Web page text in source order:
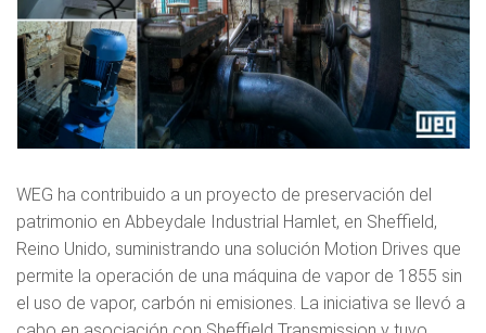
WEG ha contribuido a un proyecto de preservación del
patrimonio en Abbeydale Industrial Hamlet, en Sheffield,
Reino Unido, suministrando una solución Motion Drives que
permite la operación de una máquina de vapor de 1855 sin
el uso de vapor, carbón ni emisiones. La iniciativa se llevó a